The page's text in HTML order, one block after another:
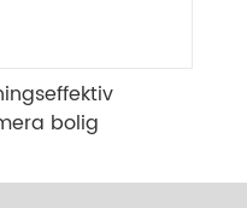
bolig